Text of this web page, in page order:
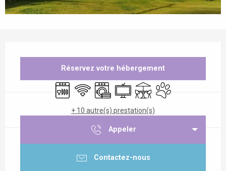
Réservez votre hébergement
Lave vaisselle
WiFi Lave lingeTélévisionTerrasseAnimaux acceptés
+ 10 autre(s) prestation(s)
Appeler
Contactez-nous